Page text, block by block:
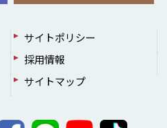
サイトポリシー
採用情報
サイトマップ